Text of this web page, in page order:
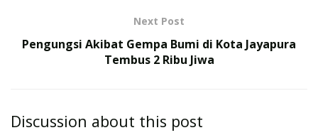
Next Post
Pengungsi Akibat Gempa Bumi di Kota Jayapura
Tembus 2 Ribu Jiwa
Discussion about this post